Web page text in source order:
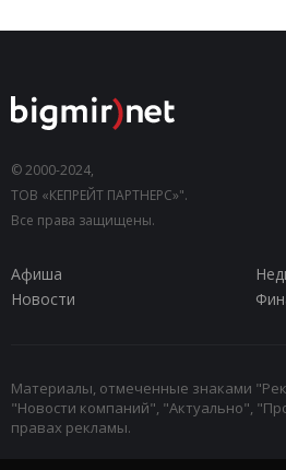
© 2000-2024,
ТОВ «КЕПРЕЙТ ПАРТНЕРС»".
Все права защищены.
Афиша
Новости
Материалы, отмеченные знаками
"Новости компаний", "Актуально",
правах рекламы.